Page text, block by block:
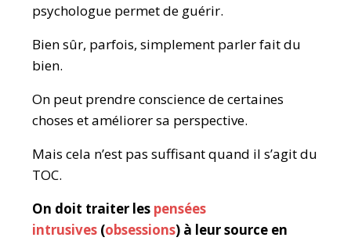
psychologue permet de guérir.
Bien sûr, parfois, simplement parler fait du
bien.
On peut prendre conscience de certaines
choses et améliorer sa perspective.
Mais cela n’est pas suffisant quand il s’agit du
TOC.
On doit traiter les pensées
intrusives (obsessions) à leur source en